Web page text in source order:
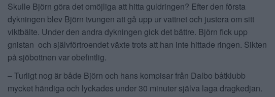
Skulle Björn göra det omöjliga att hitta guldringen? Efter den första
dykningen blev Björn tvungen att gå upp ur vattnet och justera om sitt
viktbälte. Under den andra dykningen gick det bättre. Björn fick upp
gnistan och självförtroendet växte trots att han inte hittade ringen. Sikten
på sjöbottnen var obefintlig.
– Turligt nog är både Björn och hans kompisar från Dalbo båtklubb
mycket händiga och lyckades under 30 minuter själva laga dragkedjan.